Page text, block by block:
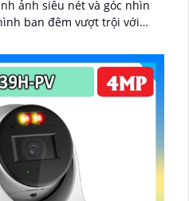
ảnh siêu nét và góc nhìn
đáp ứng nhu cầu lưu
chống bụi nước, cấp